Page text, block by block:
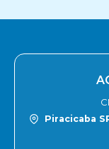
Piracicaba